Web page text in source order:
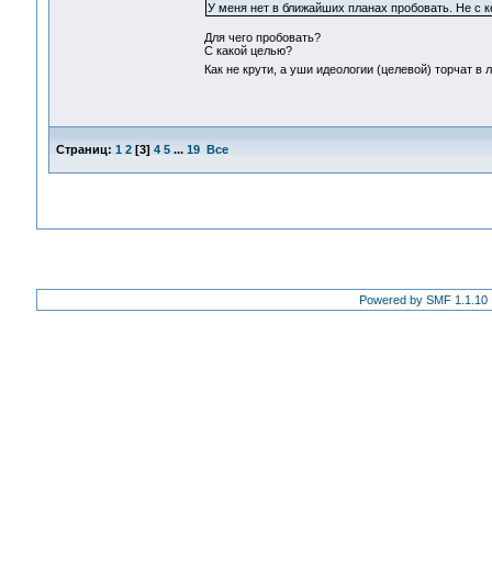
У меня нет в ближайших планах пробовать. Не с
Для чего пробовать?
С какой целью?
Как не крути, а уши идеологии (целевой) торчат
Страниц: 1 2[3] 4 5 ... 19 Все
Powered by SMF 1.1.10